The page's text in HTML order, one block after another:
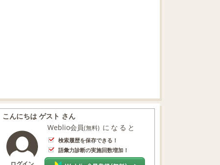
こんにちは ゲスト さん
Weblio会員(無料) になると
検索履歴を保存できる！
語彙力診断の実施回数増加！